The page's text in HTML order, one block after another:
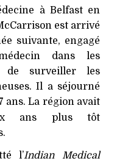
à Belfast en
est arrivé
suivante, engagé
dans les
de surveiller les
Il a séjourné
ans. La région avait
ans plus tôt
l’Indian Medical